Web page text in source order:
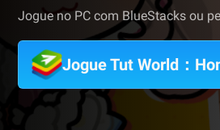
Jogue no PC com BlueStacks ou
Jogue Tut World：